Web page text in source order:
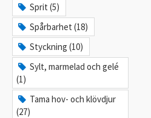
Sprit (5)
Spårbarhet (18)
Styckning (10)
Sylt, marmelad och gelé
(1)
Tama hov- och klövdjur
(27)